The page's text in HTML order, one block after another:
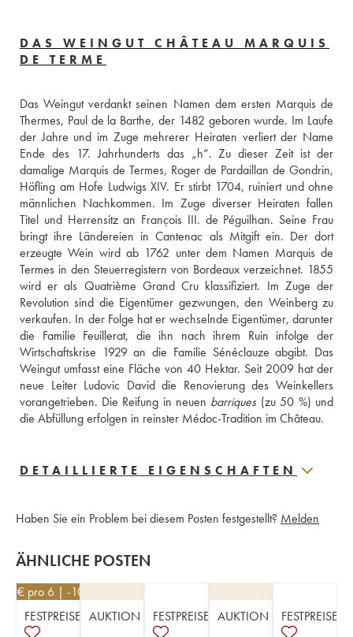
DAS WEINGUT CHÂTEAU MARQUIS
DE TERME
Das Weingut verdankt seinen Namen dem ersten Marquis de
Thermes, Paul de la Barthe, der 1482 geboren wurde. Im Laufe
der Jahre und im Zuge mehrerer Heiraten verliert der Name
Ende des 17. Jahrhunderts das „h“. Zu dieser Zeit ist der
damalige Marquis de Termes, Roger de Pardaillan de Gondrin,
Höfling am Hofe Ludwigs XIV. Er stirbt 1704, ruiniert und ohne
männlichen Nachkommen. Im Zuge diverser Heiraten fallen
Titel und Herrensitz an François III. de Péguilhan. Seine Frau
bringt ihre Ländereien in Cantenac als Mitgift ein. Der dort
erzeugte Wein wird ab 1762 unter dem Namen Marquis de
Termes in den Steuerregistern von Bordeaux verzeichnet. 1855
wird er als Quatrième Grand Cru klassifiziert. Im Zuge der
Revolution sind die Eigentümer gezwungen, den Weinberg zu
verkaufen. In der Folge hat er wechselnde Eigentümer, darunter
die Familie Feuillerat, die ihn nach ihrem Ruin infolge der
Wirtschaftskrise 1929 an die Familie Sénéclauze abgibt. Das
Weingut umfasst eine Fläche von 40 Hektar. Seit 2009 hat der
neue Leiter Ludovic David die Renovierung des Weinkellers
vorangetrieben. Die Reifung in neuen barriques (zu 50 %) und
die Abfüllung erfolgen in reinster Médoc-Tradition im Château.
DETAILLIERTE EIGENSCHAFTEN
Haben Sie ein Problem bei diesem Posten festgestellt? Melden
ÄHNLICHE POSTEN
36€ pro 6 | -10%
FESTPREISE AUKTION FESTPREISE AUKTION FESTPREISE